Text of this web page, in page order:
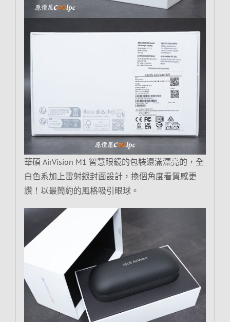
華碩 AirVision M1 智慧眼鏡的包裝還滿漂亮的，全
白色系加上雷射銀封面設計，換個角度看質感更
讚！以最簡約的風格吸引眼球。